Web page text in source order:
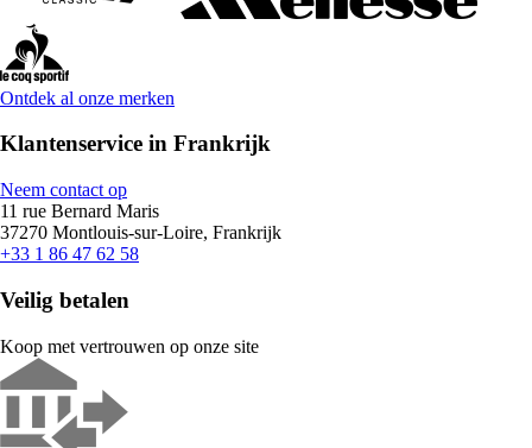
Ontdek al onze merken
Klantenservice in Frankrijk
Neem contact op
11 rue Bernard Maris
37270 Montlouis-sur-Loire, Frankrijk
+33 1 86 47 62 58
Veilig betalen
Koop met vertrouwen op onze site